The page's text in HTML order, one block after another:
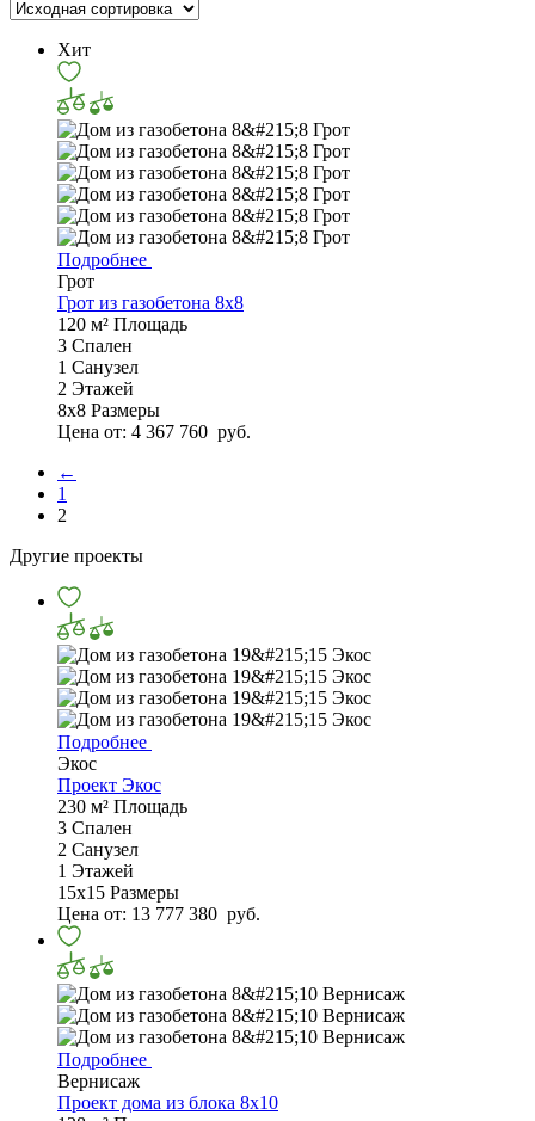
Хит
Подробнее
Грот
Грот из газобетона 8x8
120 м² Площадь
3 Спален
1 Санузел
2 Этажей
8х8 Размеры
Цена от: 4 367 760 руб.
←
1
2
Другие проекты
Подробнее
Экос
Проект Экос
230 м² Площадь
3 Спален
2 Санузел
1 Этажей
15х15 Размеры
Цена от: 13 777 380 руб.
Подробнее
Вернисаж
Проект дома из блока 8x10